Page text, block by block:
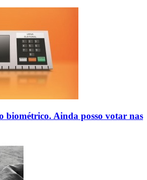
biométrico. Ainda posso votar nas